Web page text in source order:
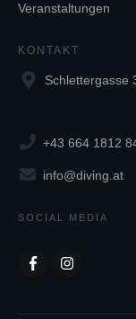
Veranstaltungen
KONTAKT
Schlettergasse
+43 664 1812
info@diving.at
SOCIAL MEDIA